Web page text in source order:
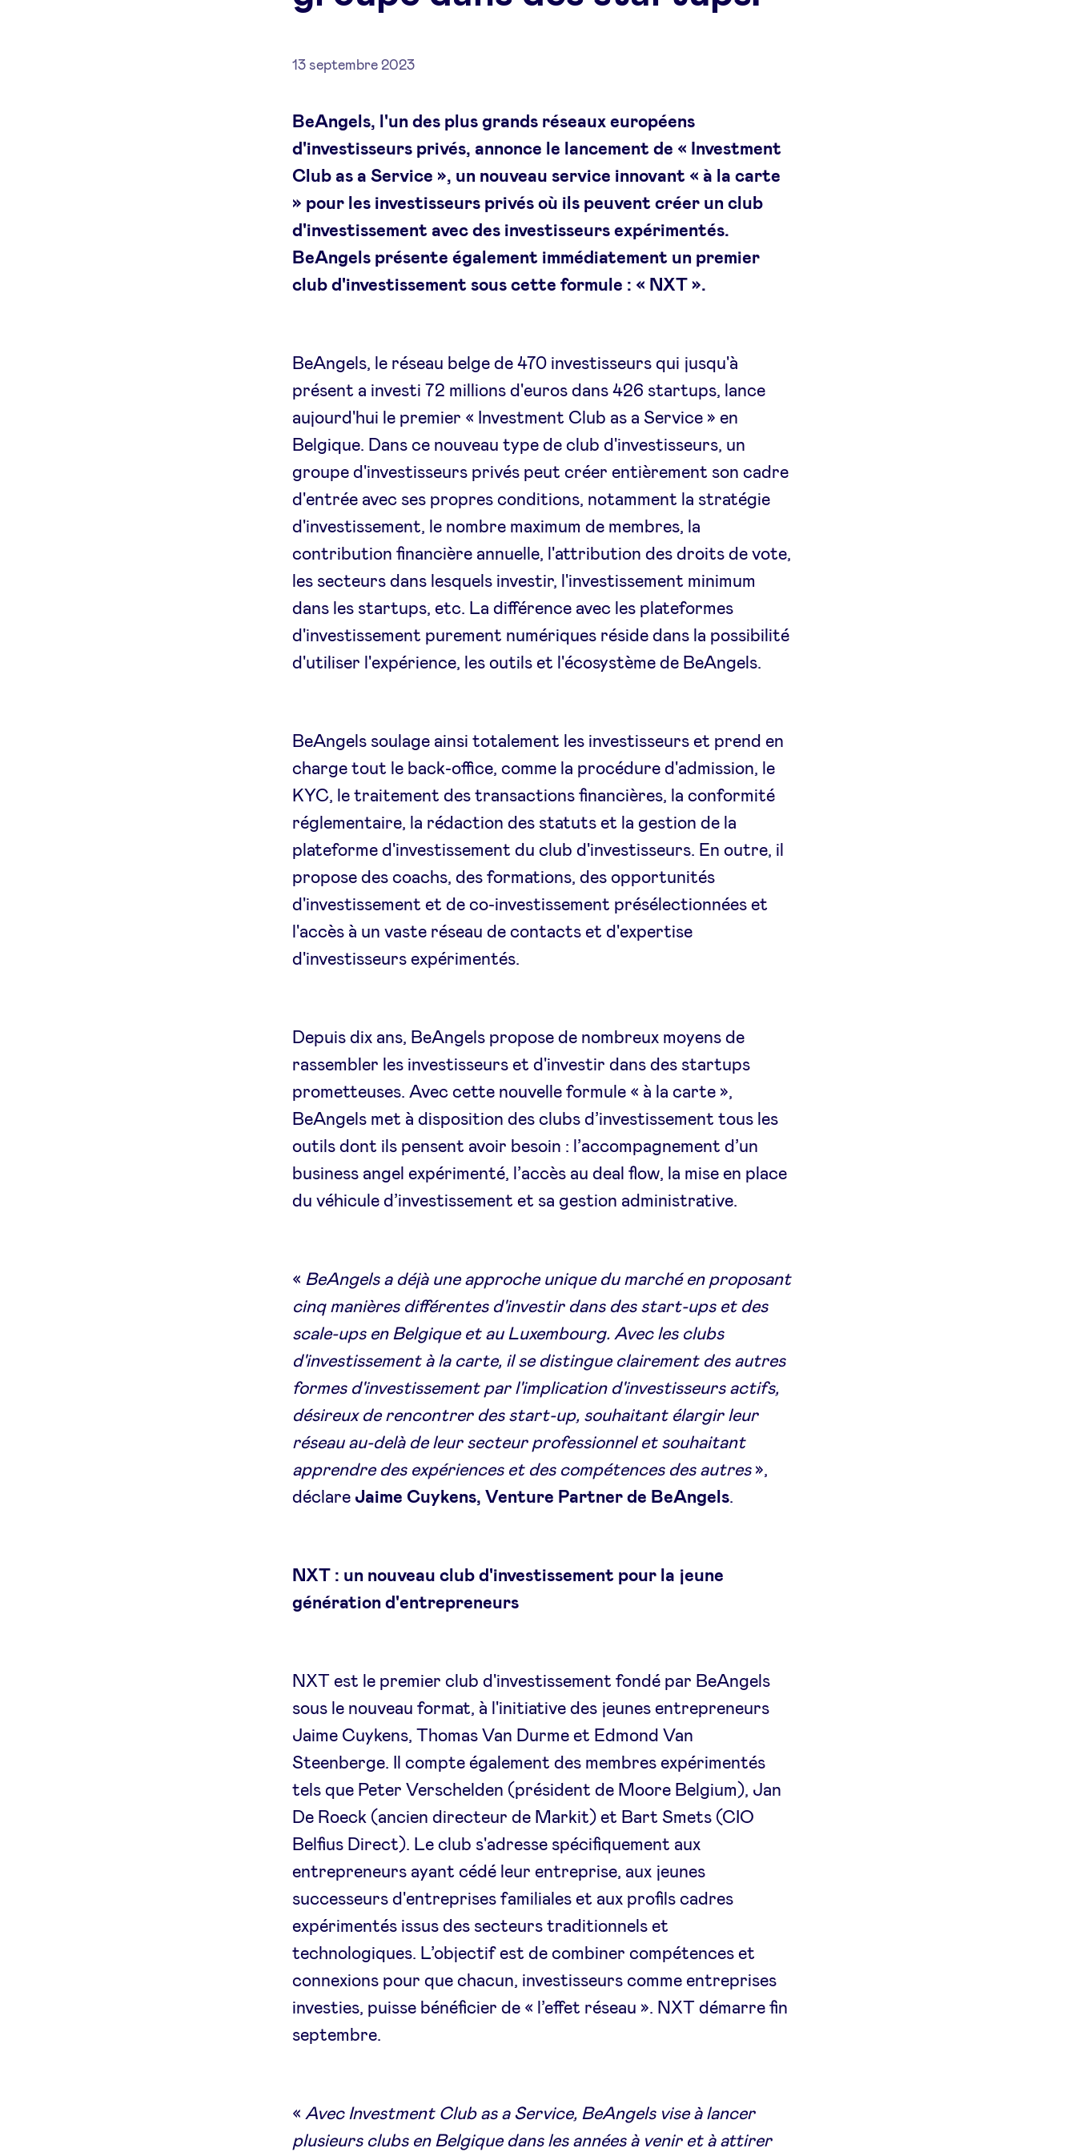
13 septembre 2023
BeAngels, l'un des plus grands réseaux européens
d'investisseurs privés, annonce le lancement de « Investment
Club as a Service », un nouveau service innovant « à la carte
» pour les investisseurs privés où ils peuvent créer un club
d'investissement avec des investisseurs expérimentés.
BeAngels présente également immédiatement un premier
club d'investissement sous cette formule : « NXT ».
BeAngels, le réseau belge de 470 investisseurs qui jusqu'à
présent a investi 72 millions d'euros dans 426 startups, lance
aujourd'hui le premier « Investment Club as a Service » en
Belgique. Dans ce nouveau type de club d'investisseurs, un
groupe d'investisseurs privés peut créer entièrement son cadre
d'entrée avec ses propres conditions, notamment la stratégie
d'investissement, le nombre maximum de membres, la
contribution financière annuelle, l'attribution des droits de vote,
les secteurs dans lesquels investir, l'investissement minimum
dans les startups, etc. La différence avec les plateformes
d'investissement purement numériques réside dans la possibilité
d'utiliser l'expérience, les outils et l'écosystème de BeAngels.
BeAngels soulage ainsi totalement les investisseurs et prend en
charge tout le back-office, comme la procédure d'admission, le
KYC, le traitement des transactions financières, la conformité
réglementaire, la rédaction des statuts et la gestion de la
plateforme d'investissement du club d'investisseurs. En outre, il
propose des coachs, des formations, des opportunités
d'investissement et de co-investissement présélectionnées et
l'accès à un vaste réseau de contacts et d'expertise
d'investisseurs expérimentés.
Depuis dix ans, BeAngels propose de nombreux moyens de
rassembler les investisseurs et d'investir dans des startups
prometteuses. Avec cette nouvelle formule « à la carte »,
BeAngels met à disposition des clubs d’investissement tous les
outils dont ils pensent avoir besoin : l’accompagnement d’un
business angel expérimenté, l’accès au deal flow, la mise en place
du véhicule d’investissement et sa gestion administrative.
« BeAngels a déjà une approche unique du marché en proposant
cinq manières différentes d'investir dans des start-ups et des
scale-ups en Belgique et au Luxembourg. Avec les clubs
d'investissement à la carte, il se distingue clairement des autres
formes d'investissement par l'implication d'investisseurs actifs,
désireux de rencontrer des start-up, souhaitant élargir leur
réseau au-delà de leur secteur professionnel et souhaitant
apprendre des expériences et des compétences des autres»,
déclare Jaime Cuykens, Venture Partner de BeAngels.
NXT : un nouveau club d'investissement pour la jeune
génération d'entrepreneurs
NXT est le premier club d'investissement fondé par BeAngels
sous le nouveau format, à l'initiative des jeunes entrepreneurs
Jaime Cuykens, Thomas Van Durme et Edmond Van
Steenberge. Il compte également des membres expérimentés
tels que Peter Verschelden (président de Moore Belgium), Jan
De Roeck (ancien directeur de Markit) et Bart Smets (CIO
Belfius Direct). Le club s'adresse spécifiquement aux
entrepreneurs ayant cédé leur entreprise, aux jeunes
successeurs d'entreprises familiales et aux profils cadres
expérimentés issus des secteurs traditionnels et
technologiques. L’objectif est de combiner compétences et
connexions pour que chacun, investisseurs comme entreprises
investies, puisse bénéficier de « l’effet réseau ». NXT démarre fin
septembre.
«Avec Investment Club as a Service, BeAngels vise à lancer
plusieurs clubs en Belgique dans les années à venir et à attirer